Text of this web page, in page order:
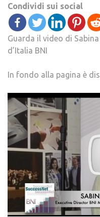
Condividi sui social
Guarda il video di
d’Italia BNI
In fondo alla pagina è